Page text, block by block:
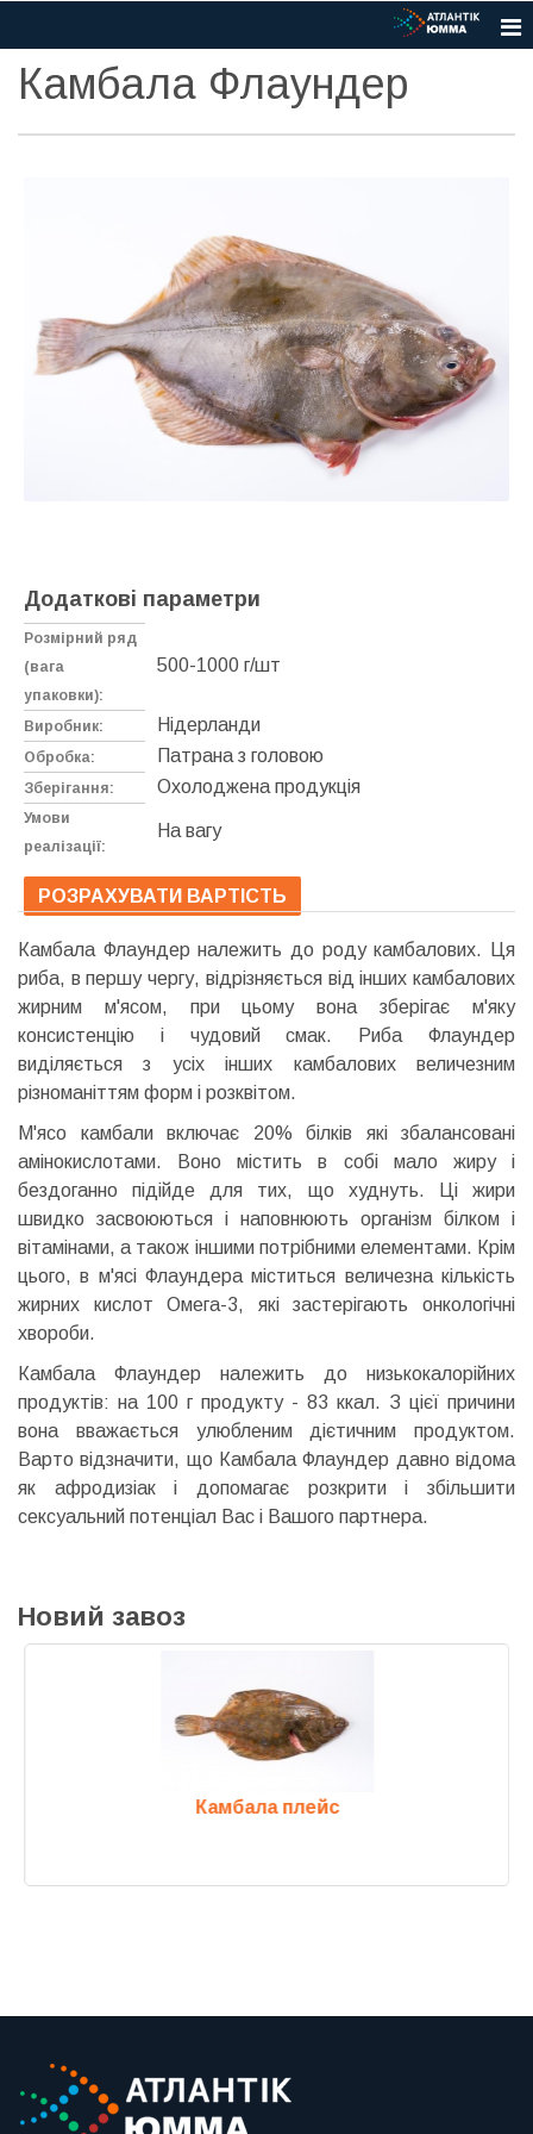
Камбала Флаундер
Додаткові параметри
Розмірний ряд
(вага
упаковки):
500-1000 г/шт
Виробник: Нідерланди
Обробка: Патрана з головою
Зберігання: Охолоджена продукція
Умови
реалізації:
На вагу
РОЗРАХУВАТИ ВАРТІСТЬ
Камбала Флаундер належить до роду камбалових. Ця
риба, в першу чергу, відрізняється від інших камбалових
жирним м'ясом, при цьому вона зберігає м'яку
консистенцію і чудовий смак. Риба Флаундер
виділяється з усіх інших камбалових величезним
різноманіттям форм і розквітом.
М'ясо камбали включає 20% білків які збалансовані
амінокислотами. Воно містить в собі мало жиру і
бездоганно підійде для тих, що худнуть. Ці жири
швидко засвоюються і наповнюють організм білком і
вітамінами, а також іншими потрібними елементами. Крім
цього, в м'ясі Флаундера міститься величезна кількість
жирних кислот Омега-3, які застерігають онкологічні
хвороби.
Камбала Флаундер належить до низькокалорійних
продуктів: на 100 г продукту - 83 ккал. З цієї причини
вона вважається улюбленим дієтичним продуктом.
Варто відзначити, що Камбала Флаундер давно відома
як афродизіак і допомагає розкрити і збільшити
сексуальний потенціал Вас і Вашого партнера.
Новий завоз
Камбала плейс